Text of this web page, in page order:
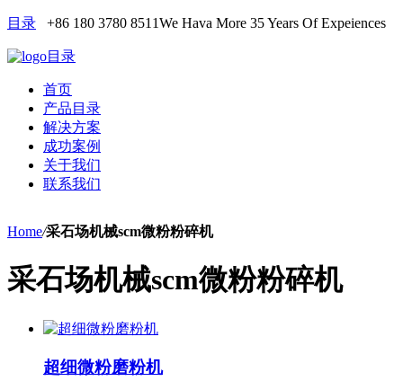
目录 +86 180 3780 8511We Hava More 35 Years Of Expeiences
目录
首页
产品目录
解决方案
成功案例
关于我们
联系我们
Home/采石场机械scm微粉粉碎机
采石场机械scm微粉粉碎机
超细微粉磨粉机